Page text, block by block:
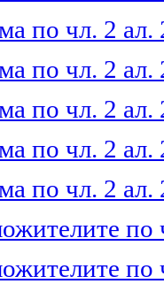
по чл. 2 ал.
по чл. 2 ал.
по чл. 2 ал.
по чл. 2 ал.
по чл. 2 ал.
по
по